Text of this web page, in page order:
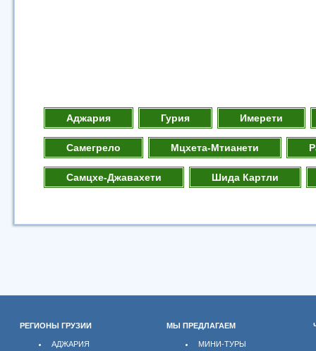
Аджария Гурия Имерети
Самегрело Мцхета-Мтианети
Самцхе-Джавахети Шида Картли
РЕГИОНЫ ГРУЗИИ МЫ ПРЕДЛАГАЕМ
АДЖАРИЯ
МИНИ-ТУРЫ